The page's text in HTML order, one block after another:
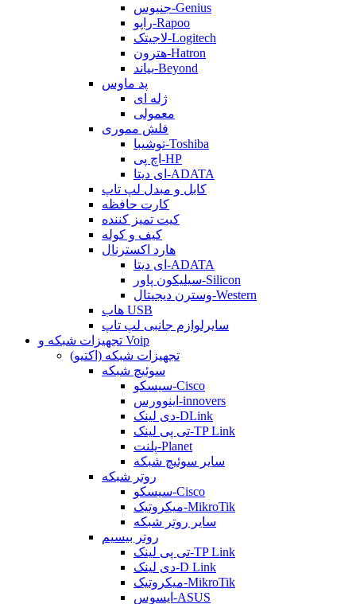
جنیوس-Genius
راپو-Rapoo
لاجیتک-Logitech
هترون-Hatron
بیاند-Beyond
پد ماوس
ژله ای
معمولی
فلش مموری
توشیبا-Toshiba
اچ پی-HP
ای دیتا-ADATA
کابل و مبدل لپ تاپ
کارت حافظه
کیت تمیز کننده
کیف و کوله
هارد اکسترنال
ای دیتا-ADATA
سیلیکون پاور-Silicon
وسترن دیجیتال-Western
هاب USB
سایرلوازم جانبی لپ تاپ
تجهیزات شبکه و Voip
تجهیزات شبکه (اکتیو)
سوئیچ شبکه
سیسکو-Cisco
اینوورس-innovers
دی لینک-DLink
تی پی لینک-TP Link
پلنت-Planet
سایر سوئیچ شبکه
روتر شبکه
سیسکو-Cisco
میکروتیک-MikroTik
سایر روتر شبکه
روتر بیسیم
تی پی لینک-TP Link
دی لینک-D Link
میکروتیک-MikroTik
ایسوس-ASUS